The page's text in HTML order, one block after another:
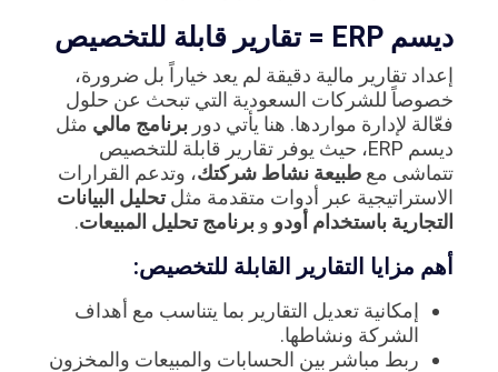
ديسم ERP = تقارير قابلة للتخصيص
إعداد تقارير مالية دقيقة لم يعد خياراً بل ضرورة،
خصوصاً للشركات السعودية التي تبحث عن حلول
فعّالة لإدارة مواردها. هنا يأتي دور برنامج مالي مثل
ديسم ERP، حيث يوفر تقارير قابلة للتخصيص
تتماشى مع طبيعة نشاط شركتك، وتدعم القرارات
الاستراتيجية عبر أدوات متقدمة مثلتحليل البيانات
التجارية باستخدام أودو و برنامج تحليل المبيعات.
أهم مزايا التقارير القابلة للتخصيص:
إمكانية تعديل التقارير بما يتناسب مع أهداف
الشركة ونشاطها.
ربط مباشر بين الحسابات والمبيعات والمخزون